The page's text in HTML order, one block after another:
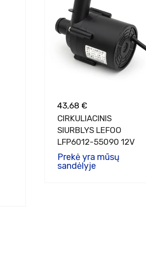
43,68 €
CIRKULIACINIS
SIURBLYS LEFOO
LFP6012-55090 12V
Prekė yra mūsų
sandėlyje